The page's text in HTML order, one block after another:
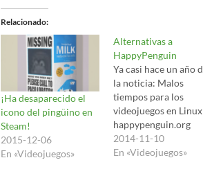
Relacionado
¡Ha desaparecido el
icono del pingüino en
Steam!
2015-12-06
En «Videojuegos»
Alternativas a
HappyPenguin
Ya casi hace un año
la noticia: Malos
tiempos para los
videojuegos en
happypenguin.org
cierra en barrapunto.
HappyPenguin o The
2014-11-10
En «Videojuegos»